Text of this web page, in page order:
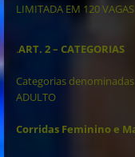
LIMITADA EM 120 VAGAS
.ART. 2 – CATEGORIAS
Categorias
ADULTO
Corridas Feminino e